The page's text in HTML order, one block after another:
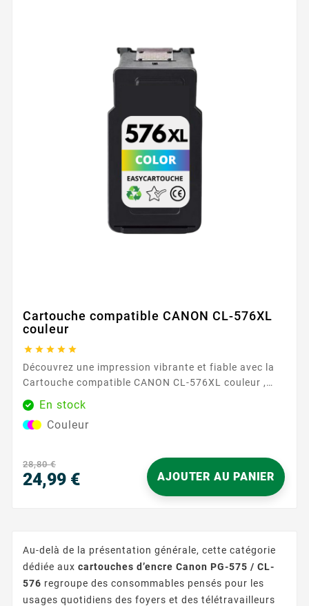
Cartouche compatible CANON CL-576XL
couleur
    
Découvrez une impression vibrante et fiable avec la
Cartouche compatible CANON CL-576XL couleur ,
exclusivement disponible chez Easycartouche. Cette
cartouche d'encre haute capacité est conçue pour
répondre à tous vos besoins d'impression couleur,
Parfaite pour un usage domestique et professionnel,
elle garantit que vos...
En stock
Couleur
28,80 €
24,99 € AJOUTER AU PANIER
Au-delà de la présentation générale, cette catégorie
dédiée aux cartouches d’encre Canon PG-575 / CL-
576 regroupe des consommables pensés pour les
usages quotidiens des foyers et des télétravailleurs